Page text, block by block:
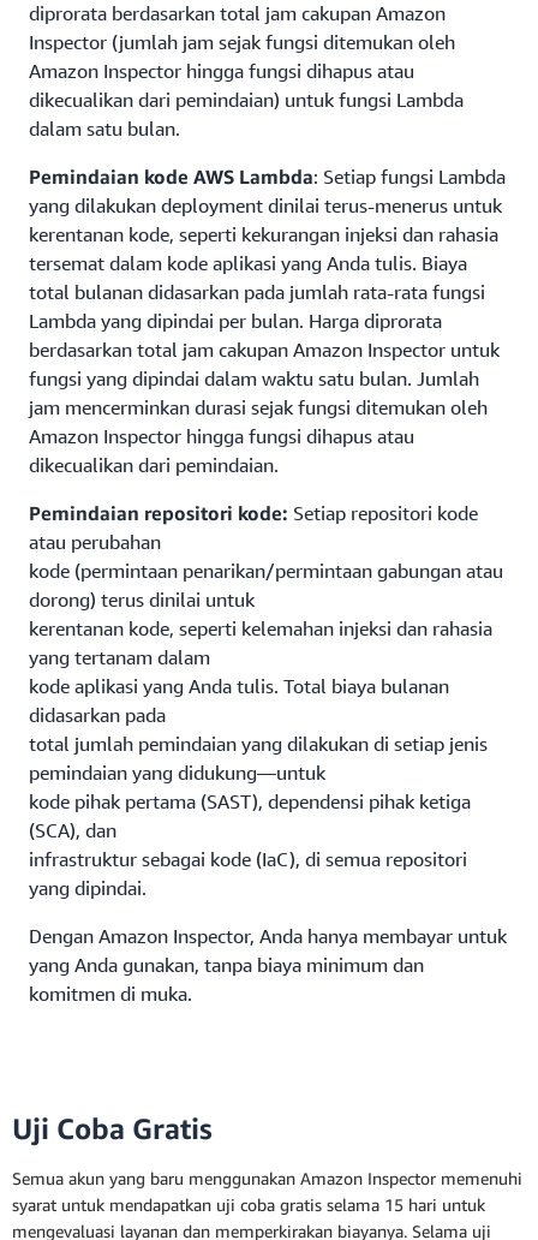
diprorata berdasarkan total jam cakupan Amazon
Inspector (jumlah jam sejak fungsi ditemukan oleh
Amazon Inspector hingga fungsi dihapus atau
dikecualikan dari pemindaian) untuk fungsi Lambda
dalam satu bulan.
Pemindaian kode AWS Lambda: Setiap fungsi Lambda
yang dilakukan deployment dinilai terus-menerus untuk
kerentanan kode, seperti kekurangan injeksi dan rahasia
tersemat dalam kode aplikasi yang Anda tulis. Biaya
total bulanan didasarkan pada jumlah rata-rata fungsi
Lambda yang dipindai per bulan. Harga diprorata
berdasarkan total jam cakupan Amazon Inspector untuk
fungsi yang dipindai dalam waktu satu bulan. Jumlah
jam mencerminkan durasi sejak fungsi ditemukan oleh
Amazon Inspector hingga fungsi dihapus atau
dikecualikan dari pemindaian.
Pemindaian repositori kode: Setiap repositori kode
atau perubahan
kode (permintaan penarikan/permintaan gabungan atau
dorong) terus dinilai untuk
kerentanan kode, seperti kelemahan injeksi dan rahasia
yang tertanam dalam
kode aplikasi yang Anda tulis. Total biaya bulanan
didasarkan pada
total jumlah pemindaian yang dilakukan di setiap jenis
pemindaian yang didukung—untuk
kode pihak pertama (SAST), dependensi pihak ketiga
(SCA), dan
infrastruktur sebagai kode (IaC), di semua repositori
yang dipindai.
Dengan Amazon Inspector, Anda hanya membayar untuk
yang Anda gunakan, tanpa biaya minimum dan
komitmen di muka.
Uji Coba Gratis
Semua akun yang baru menggunakan Amazon Inspector memenuhi
syarat untuk mendapatkan uji coba gratis selama 15 hari untuk
mengevaluasi layanan dan memperkirakan biayanya. Selama uji